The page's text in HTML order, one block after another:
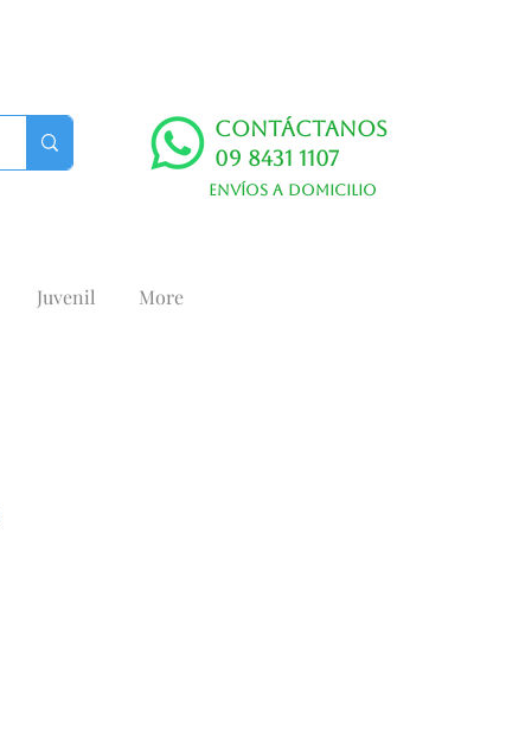
Contáctanos
09 8431 1107
Envíos a domicilio
Juvenil More